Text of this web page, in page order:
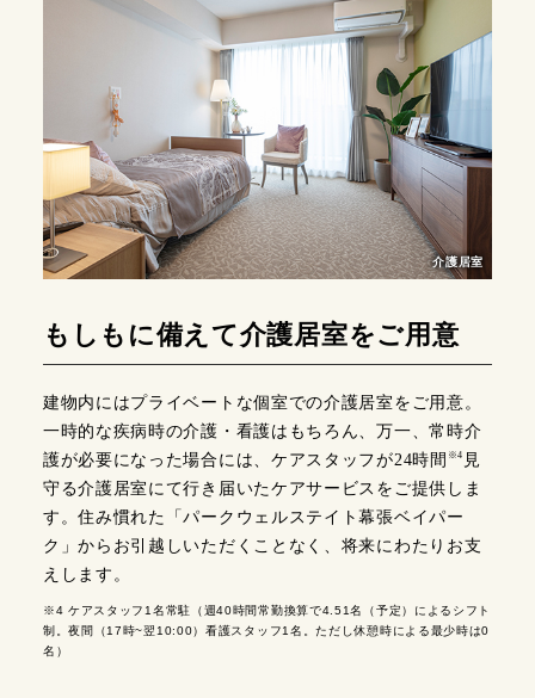
介護居室
もしもに備えて介護居室をご用意
建物内にはプライベートな個室での介護居室をご用意。
一時的な疾病時の介護・看護はもちろん、万一、常時介
護が必要になった場合には、ケアスタッフが24時間 ※4 見
守る介護居室にて行き届いたケアサービスをご提供しま
す。住み慣れた「パークウェルステイト幕張ベイパー
ク」からお引越しいただくことなく、将来にわたりお支
えします。
※4 ケアスタッフ1名常駐（週40時間常勤換算で4.51名（予定）によるシフト
制。夜間（17時~翌10:00）看護スタッフ1名。ただし休憩時による最少時は0
名）